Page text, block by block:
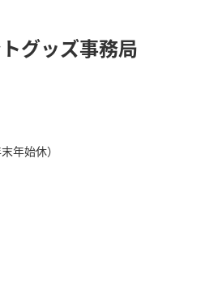
グッズ事務局
年始休）